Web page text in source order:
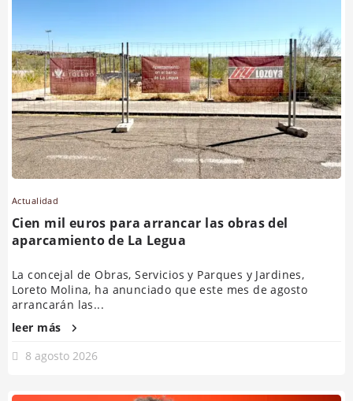
Actualidad
Cien mil euros para arrancar las obras del
aparcamiento de La Legua
La concejal de Obras, Servicios y Parques y Jardines,
Loreto Molina, ha anunciado que este mes de agosto
arrancarán las...
leer más
8 agosto 2026